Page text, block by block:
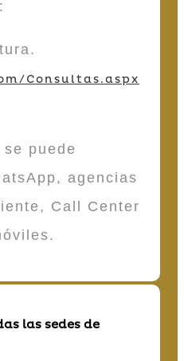
Consultas.aspx
puede
agencias
Call Center
las sedes de